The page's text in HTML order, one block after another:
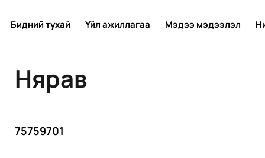
Бидний тухай Үйл ажиллагаа Мэдээ мэдээлэл
Нярав
75759701